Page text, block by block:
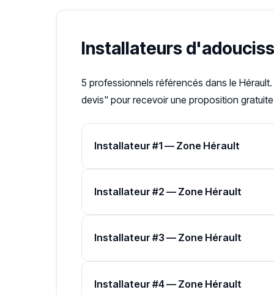
Installateurs
5 professionnels référencés dans le
devis" pour recevoir une proposition
Installateur #1 — Zone Hérault
Installateur #2 — Zone Hérault
Installateur #3 — Zone Hérault
Installateur #4 — Zone Hérault